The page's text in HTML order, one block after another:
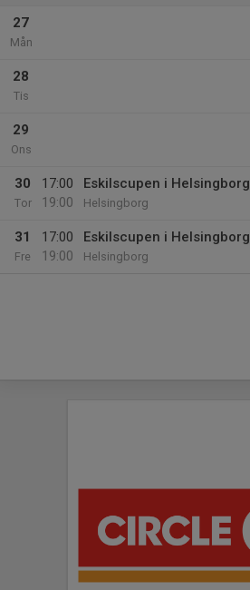
27
Mån
28
Tis
29
Ons
30
Tor
17:00
19:00
Eskilscupen i Helsingborg
Helsingborg
31
Fre
17:00
19:00
Eskilscupen i Helsingborg
Helsingborg